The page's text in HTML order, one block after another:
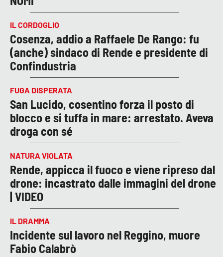
IL CORDOGLIO
Cosenza, addio a Raffaele De Rango: fu
(anche) sindaco di Rende e presidente di
Confindustria
FUGA DISPERATA
San Lucido, cosentino forza il posto di
blocco e si tuffa in mare: arrestato. Aveva
droga con sé
NATURA VIOLATA
Rende, appicca il fuoco e viene ripreso dal
drone: incastrato dalle immagini del drone
| VIDEO
IL DRAMMA
Incidente sul lavoro nel Reggino, muore
Fabio Calabrò